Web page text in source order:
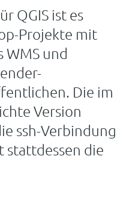
QGIS ist es
Projekte mit
WMS und
Die im
Version
ssh-Verbindung
stattdessen die